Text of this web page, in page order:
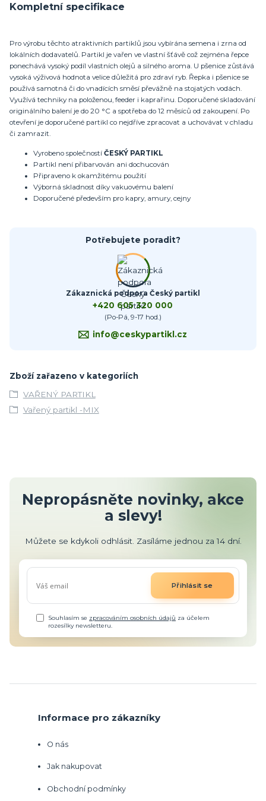
Kompletní specifikace
Pro výrobu těchto atraktivních partiklů jsou vybírána semena i zrna od
lokálních dodavatelů. Partikl je vařen ve vlastní šťávě což zejména řepce
ponechává vysoký podíl vlastních olejů a silného aroma. U pšenice zůstává
vysoká výživová hodnota velice důležitá pro zdraví ryb. Řepka i pšenice se
používá samotná či do vnadících směsí převážně na stojatých vodách.
Využívá techniky na položenou, feeder i kaprařinu. Doporučené skladování
originálního balení je do 20 °C a spotřeba do 12 měsíců od zakoupení. Po
otevření je doporučené partikl co nejdříve zpracovat a uchovávat v chladu
či zamrazit.
Vyrobeno společností ČESKÝ PARTIKL
Partikl není přibarvován ani dochucován
Připraveno k okamžitému použití
Výborná skladnost díky vakuovému balení
Doporučené především pro kapry, amury, cejny
Potřebujete poradit?
Zákaznická podpora Český partikl
+420 605 320 000
(Po-Pá, 9-17 hod.)
info@ceskypartikl.cz
Zboží zařazeno v kategoriích
VAŘENÝ PARTIKL
Vařený partikl -MIX
Nepropásněte novinky, akce
a slevy!
Můžete se kdykoli odhlásit. Zasíláme jednou za 14 dní.
Přihlásit se
Souhlasím se zpracováním osobních údajů za účelem
rozesílky newsletteru.
Informace pro zákazníky
O nás
Jak nakupovat
Obchodní podmínky